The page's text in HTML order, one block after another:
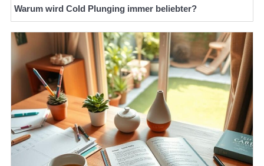
Warum wird Cold Plunging immer beliebter?